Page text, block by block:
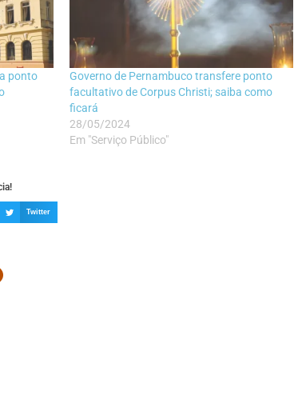
ponto
Governo de Pernambuco transfere ponto
facultativo de Corpus Christi; saiba como
ficará
28/05/2024
Em "Serviço Público"
Twitter